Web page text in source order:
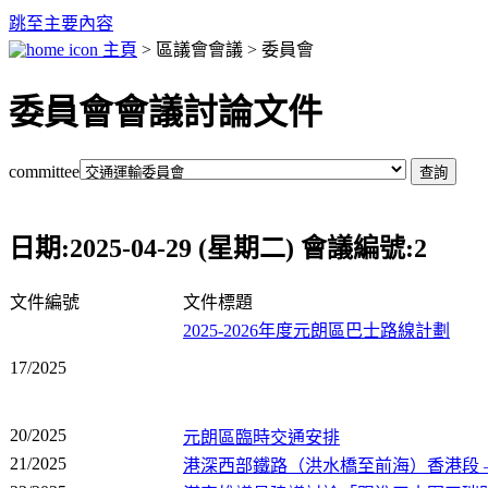
跳至主要內容
主頁 > 區議會會議 > 委員會
委員會會議討論文件
committee
日期:2025-04-29 (星期二) 會議編號:2
文件編號 文件標題
17/2025
2025-2026年度元朗區巴士路線計劃
20/2025
元朗區臨時交通安排
21/2025
港深西部鐵路（洪水橋至前海）香港